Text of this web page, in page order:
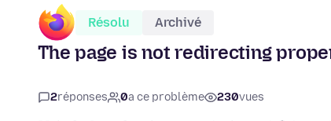
Résolu Archivé
The page is not redirecting
2réponses 0a ce problème 230vues